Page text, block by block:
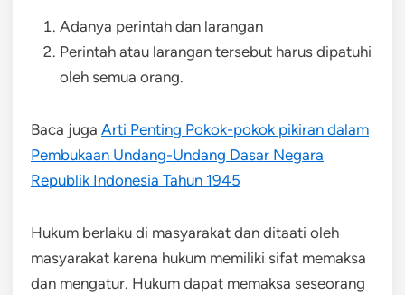
Adanya perintah dan larangan
Perintah atau larangan tersebut harus dipatuhi
oleh semua orang.
Baca juga Arti Penting Pokok-pokok pikiran dalam
Pembukaan Undang-Undang Dasar Negara
Republik Indonesia Tahun 1945
Hukum berlaku di masyarakat dan ditaati oleh
masyarakat karena hukum memiliki sifat memaksa
dan mengatur. Hukum dapat memaksa seseorang